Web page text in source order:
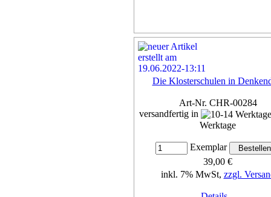
Die Klosterschulen in
Art-Nr. CHR-00284
versandfertig in
Werktage
Exemplar
39,00 €
inkl. 7% MwSt, zzgl.